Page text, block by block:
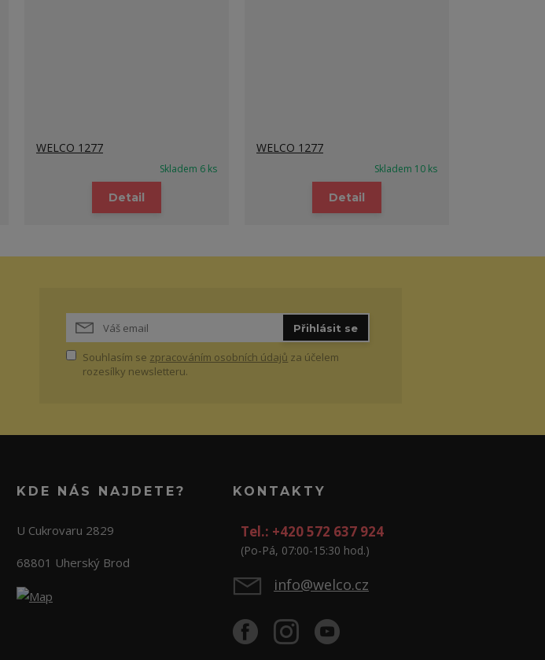
WELCO 1277
Skladem 6 ks
Detail
WELCO 1277
Skladem 10 ks
Detail
Přihlásit se
Souhlasím se zpracováním osobních údajů za účelem
rozesílky newsletteru.
KDE NÁS NAJDETE?
U Cukrovaru 2829
68801 Uherský Brod
KONTAKTY
Tel.: +420 572 637 924
(Po-Pá, 07:00-15:30 hod.)
info@welco.cz